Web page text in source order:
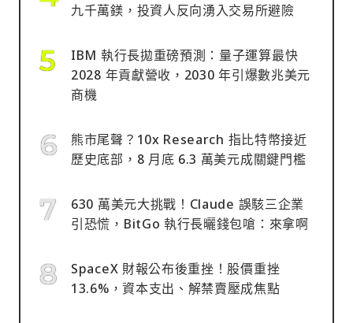
九千萬鎂，投資人反向湧入交易所避險
IBM 執行長拋重磅預測：量子運算最快
2028 年貢獻營收，2030 年引爆數兆美元
商機
熊市尾聲？10x Research 指比特幣接近
歷史底部，8 月底 6.3 萬美元成關鍵門檻
630 萬美元大挑戰！Claude 誤駭三企業
引恐慌，BitGo 執行長曬錢包嗆：來拿啊
SpaceX 財報公布後重挫！股價重挫
13.6%，資本支出、解禁賣壓成焦點